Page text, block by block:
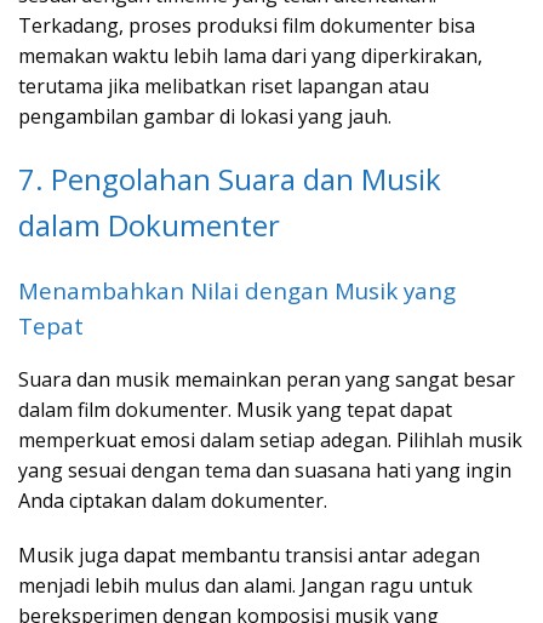
Terkadang, proses produksi film dokumenter bisa
memakan waktu lebih lama dari yang diperkirakan,
terutama jika melibatkan riset lapangan atau
pengambilan gambar di lokasi yang jauh.
7. Pengolahan Suara dan Musik
dalam Dokumenter
Menambahkan Nilai dengan Musik yang
Tepat
Suara dan musik memainkan peran yang sangat besar
dalam film dokumenter. Musik yang tepat dapat
memperkuat emosi dalam setiap adegan. Pilihlah musik
yang sesuai dengan tema dan suasana hati yang ingin
Anda ciptakan dalam dokumenter.
Musik juga dapat membantu transisi antar adegan
menjadi lebih mulus dan alami. Jangan ragu untuk
bereksperimen dengan komposisi musik yang